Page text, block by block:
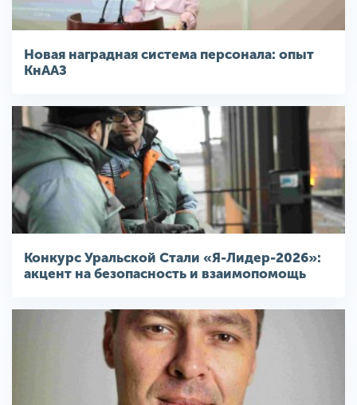
Новая наградная система персонала: опыт
КнААЗ
Конкурс Уральской Стали «Я-Лидер-2026»:
акцент на безопасность и взаимопомощь